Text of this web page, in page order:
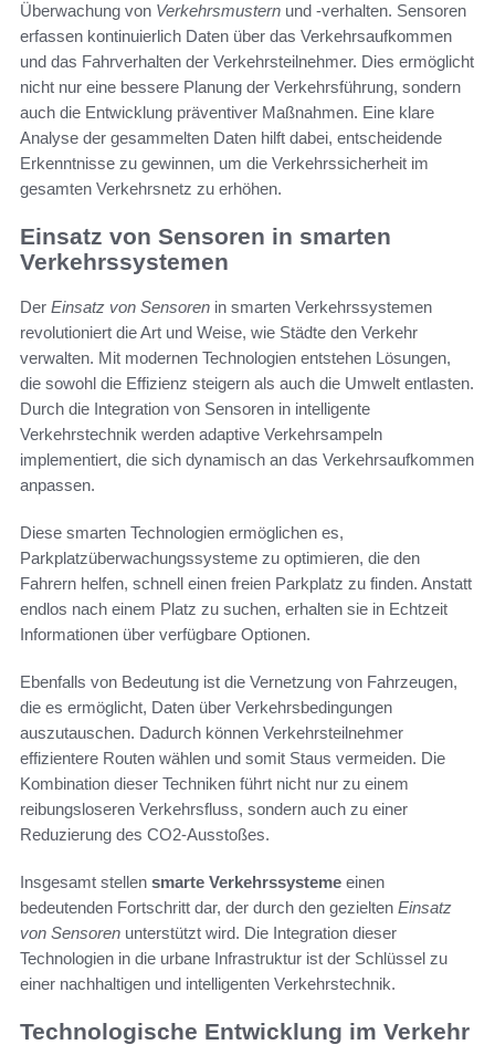
Überwachung von Verkehrsmustern und -verhalten. Sensoren
erfassen kontinuierlich Daten über das Verkehrsaufkommen
und das Fahrverhalten der Verkehrsteilnehmer. Dies ermöglicht
nicht nur eine bessere Planung der Verkehrsführung, sondern
auch die Entwicklung präventiver Maßnahmen. Eine klare
Analyse der gesammelten Daten hilft dabei, entscheidende
Erkenntnisse zu gewinnen, um die Verkehrssicherheit im
gesamten Verkehrsnetz zu erhöhen.
Einsatz von Sensoren in smarten
Verkehrssystemen
Der Einsatz von Sensoren in smarten Verkehrssystemen
revolutioniert die Art und Weise, wie Städte den Verkehr
verwalten. Mit modernen Technologien entstehen Lösungen,
die sowohl die Effizienz steigern als auch die Umwelt entlasten.
Durch die Integration von Sensoren in intelligente
Verkehrstechnik werden adaptive Verkehrsampeln
implementiert, die sich dynamisch an das Verkehrsaufkommen
anpassen.
Diese smarten Technologien ermöglichen es,
Parkplatzüberwachungssysteme zu optimieren, die den
Fahrern helfen, schnell einen freien Parkplatz zu finden. Anstatt
endlos nach einem Platz zu suchen, erhalten sie in Echtzeit
Informationen über verfügbare Optionen.
Ebenfalls von Bedeutung ist die Vernetzung von Fahrzeugen,
die es ermöglicht, Daten über Verkehrsbedingungen
auszutauschen. Dadurch können Verkehrsteilnehmer
effizientere Routen wählen und somit Staus vermeiden. Die
Kombination dieser Techniken führt nicht nur zu einem
reibungsloseren Verkehrsfluss, sondern auch zu einer
Reduzierung des CO2-Ausstoßes.
Insgesamt stellen smarte Verkehrssysteme einen
bedeutenden Fortschritt dar, der durch den gezielten Einsatz
von Sensoren unterstützt wird. Die Integration dieser
Technologien in die urbane Infrastruktur ist der Schlüssel zu
einer nachhaltigen und intelligenten Verkehrstechnik.
Technologische Entwicklung im Verkehr